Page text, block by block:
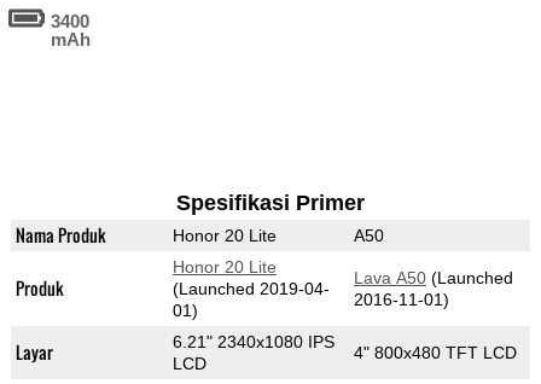
3400
mAh
Spesifikasi Primer
Nama Produk Honor 20 Lite A50
Produk
Honor 20 Lite
(Launched 2019-04-
01)
Lava A50(Launched
2016-11-01)
Layar
6.21" 2340x1080 IPS
LCD
4" 800x480 TFT LCD